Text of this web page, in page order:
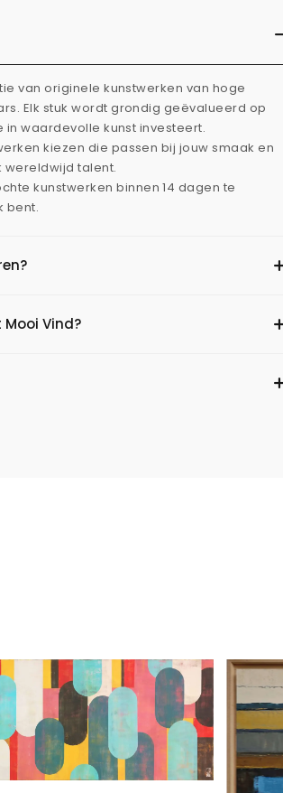
van originele kunstwerken van hoge
Elk stuk wordt grondig geëvalueerd op
waardevolle kunst investeert.
kiezen die passen bij jouw smaak en
wereldwijd talent.
kunstwerken binnen 14 dagen te
bent.
Mooi Vind?